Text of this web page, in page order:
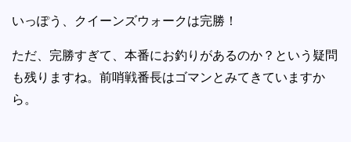
いっぽう、クイーンズウォークは完勝！
ただ、完勝すぎて、本番にお釣りがあるのか？という疑問
も残りますね。前哨戦番長はゴマンとみてきていますか
ら。